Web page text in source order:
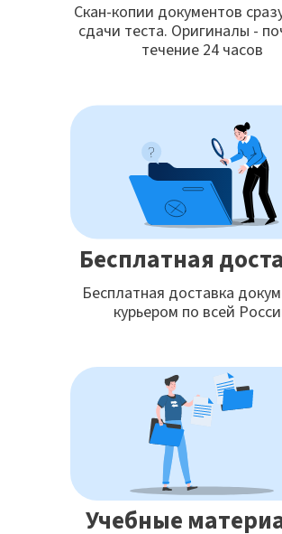
Скан-копии документов
сдачи теста. Оригиналы -
течение 24 часов
Бесплатная
Бесплатная доставка
курьером по всей
Учебные